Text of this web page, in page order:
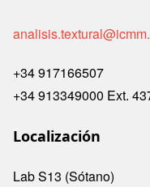
+34 917166507
+34 913349000 Ext.
Localización
Lab S13 (Sótano)